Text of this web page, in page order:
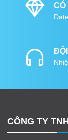
CÓ
CÔNG TY